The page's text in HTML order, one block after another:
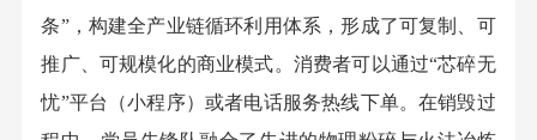
条”，构建全产业链循环利用体系，形成了可复制、可
推广、可规模化的商业模式。消费者可以通过“芯碎无
忧”平台（小程序）或者电话服务热线下单。在销毁过